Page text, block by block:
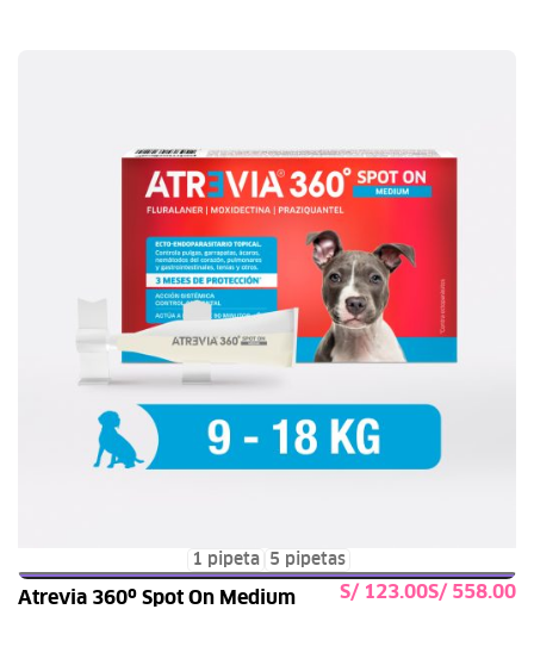
1 pipeta 5 pipetas
Atrevia 360º Spot On Medium S/ S/